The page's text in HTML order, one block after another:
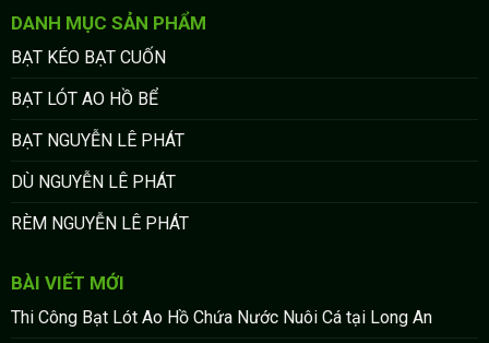
DANH MỤC SẢN PHẨM
BẠT KÉO BẠT CUỐN
BẠT LÓT AO HỒ BỂ
BẠT NGUYỄN LÊ PHÁT
DÙ NGUYỄN LÊ PHÁT
RÈM NGUYỄN LÊ PHÁT
BÀI VIẾT MỚI
Thi Công Bạt Lót Ao Hồ Chứa Nước Nuôi Cá tại Long An